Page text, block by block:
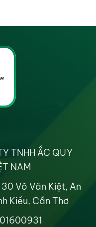
TNHH ẮC QUY
NAM
Võ Văn Kiệt, An
Kiều, Cần Thơ